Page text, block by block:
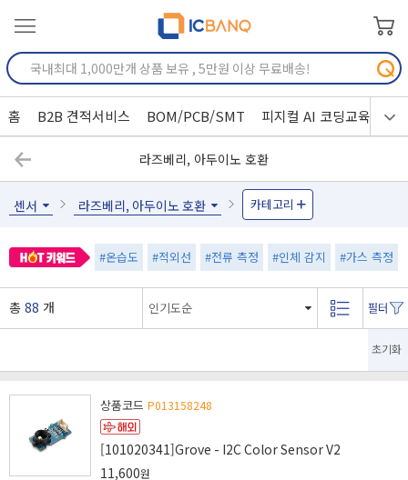
홈 B2B 견적서비스 BOM/PCB/SMT 피지컬 AI 코딩교육
라즈베리, 아두이노 호환
센서 라즈베리, 아두이노 호환 카테고리
#온습도 #적외선 #전류 측정 #인체 감지 #가스 측정
총 88 개
초기화
상품코드 P013158248
[101020341]Grove - I2C Color Sensor V2
11,600원